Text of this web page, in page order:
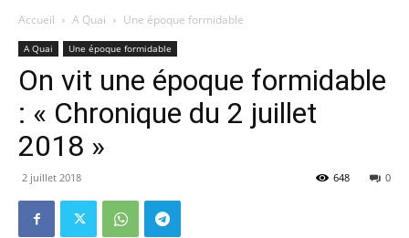
Accueil A Quai Une époque formidable
A Quai Une époque formidable
On vit une époque formidable
: « Chronique du 2 juillet
2018 »
2 juillet 2018 0
648